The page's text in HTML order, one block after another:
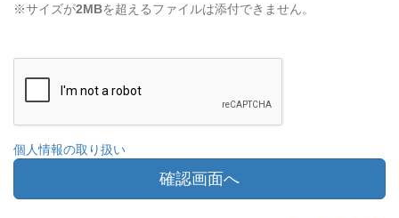
※サイズが2MBを超えるファイルは添付できません。
個人情報の取り扱い
確認画面へ